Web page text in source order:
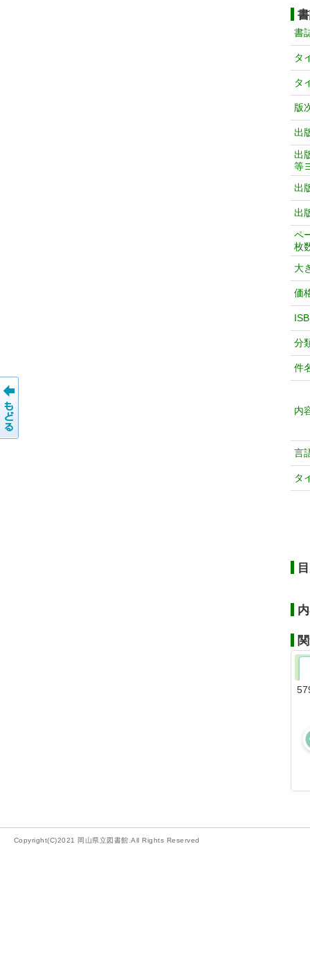
書
タ
タ
版
出
出
等
出
出
ペ
枚
大
価
分
件
内
言
タ
Copyright(C)2021 岡山県立図書館.All Rights Reserved